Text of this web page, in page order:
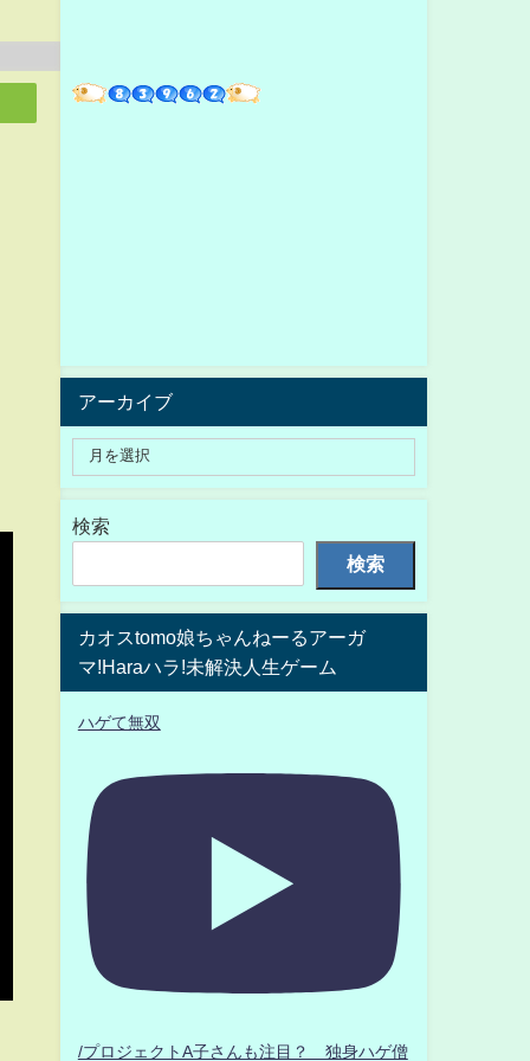
アーカイブ
検索
検索
カオスtomo娘ちゃんねーるアーガ
マ!Haraハラ!未解決人生ゲーム
ハゲて無双
/プロジェクトA子さんも注目？ 独身ハゲ僧